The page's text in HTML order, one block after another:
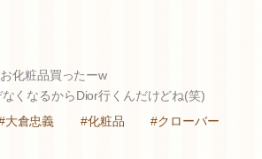
化粧品買ったーw
くなるからDior行くんだけどね(笑)
大倉忠義 #化粧品 #クローバー